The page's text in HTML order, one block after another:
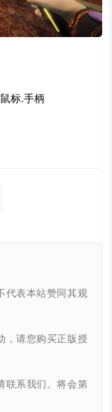
标.手柄
代表本站赞同其观
，请您购买正版授
联系我们。将会第